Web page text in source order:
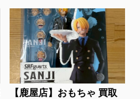
【鹿屋店】おもちゃ 買取